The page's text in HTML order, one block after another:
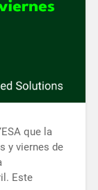
que la
y viernes de
Este